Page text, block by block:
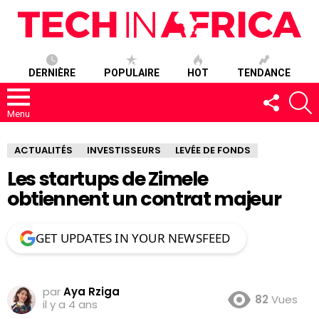
DERNIÈRE POPULAIRE HOT TENDANCE
Menu
SUIVEZ-
NOUS
ACTUALITÉS INVESTISSEURS LEVÉE DE FONDS
Les startups de Zimele
obtiennent un contrat majeur
GET UPDATES IN YOUR NEWSFEED
parAya Rziga
il y a 4 ans
82 Vues